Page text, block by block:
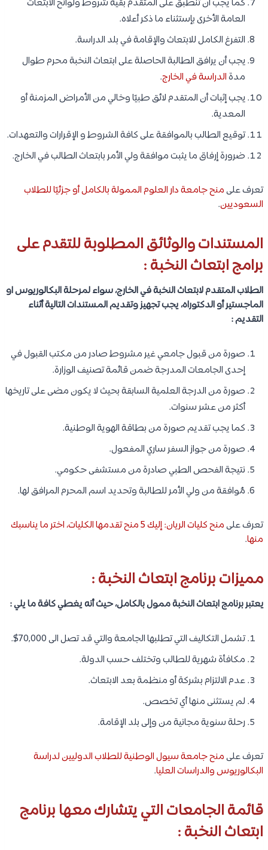
كما يجب أن تنطبق على المتقدم بقية شروط ولوائح الابتعاث
العامة الأخرى بإستثناء ما ذكر أعلاه.
التفرغ الكامل للابتعاث والإقامة في بلد الدراسة.
يجب أن يرافق الطالبة الحاصلة على ابتعاث النخبة محرم طوال
مدةالدراسة في الخارج.
يجب إثبات أن المتقدم لائق طبيًا وخالي من الأمراض المزمنة أو
المعدية.
توقيع الطالب بالموافقة على كافة الشروط و الإقرارات والتعهدات.
ضرورة إرفاق ما يثبت موافقة ولي الأمر بابتعاث الطالب في الخارج.
تعرف علىمنح جامعة دار العلوم الممولة بالكامل أو جزئيًا للطلاب
السعوديين.
المستندات والوثائق المطلوبة للتقدم على
برامج ابتعاث النخبة :
الطلاب المتقدم لابتعاث النخبة في الخارج، سواء لمرحلة البكالوريوس او
الماجستير أو الدكتوراه، يجب تجهيز وتقديم المستندات التالية أثناء
التقديم :
صورة من قبول جامعي غير مشروط صادر من مكتب القبول في
إحدى الجامعات المدرجة ضمن قائمة تصنيف الوزارة.
صورة من الدرجة العلمية السابقة بحيث لا يكون مضى على تاريخها
أكثر من عشر سنوات.
كما يجب تقديم صورة من بطاقة الهوية الوطنية.
صورة من جواز السفر ساري المفعول.
نتيجة الفحص الطبي صادرة من مستشفى حكومي.
مُوافقة من ولي الأمر للطالبة وتحديد اسم المحرم المرافق لها.
تعرف على
منح كليات الريان: إليك 5 منح تقدمها الكليات، اختر ما يناسبك
منها.
مميزات برنامج ابتعاث النخبة :
يعتبر برنامج ابتعاث النخبة ممول بالكامل، حيث أنه يغطي كافة ما يلي :
تشمل التكاليف التي تطلبها الجامعة والتي قد تصل الى 70,000$.
مكافأة شهرية للطالب وتختلف حسب الدولة.
عدم الالتزام بشركة أو منظمة بعد الابتعاث.
لم يستثنى منها أي تخصص.
رحلة سنوية مجانية من وإلى بلد الإقامة.
تعرف علىمنح جامعة سيول الوطنية للطلاب الدوليين لدراسة
البكالوريوس والدراسات العليا.
قائمة الجامعات التي يتشارك معها برنامج
ابتعاث النخبة :